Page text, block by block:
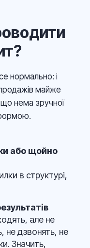
нормально: і
майже
нема зручної
або щойно
в структурі,
але не
дзвонять, не
Значить,